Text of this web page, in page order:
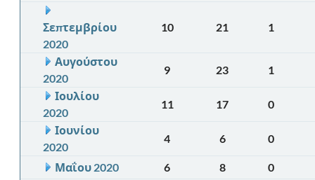
Σεπτεμβρίου
2020
10 21 1
Αυγούστου
2020
9 23
1
Ιουλίου
2020
11 17
0
Ιουνίου
2020
4 6 0
Μαΐου 2020 6 8
0